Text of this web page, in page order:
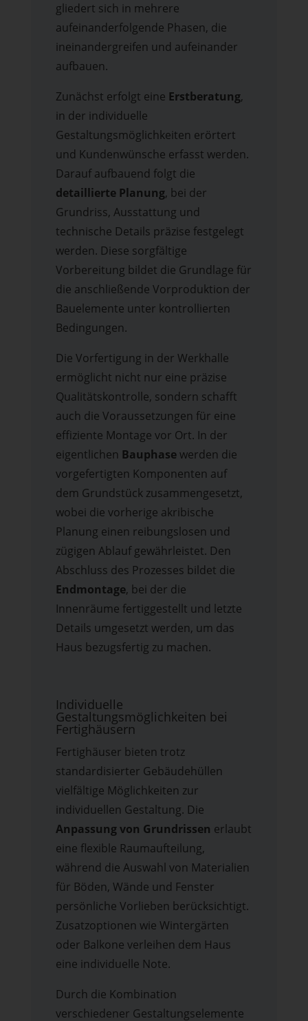
gliedert sich in mehrere
aufeinanderfolgende Phasen, die
ineinandergreifen und aufeinander
aufbauen.
Zunächst erfolgt eine Erstberatung,
in der individuelle
Gestaltungsmöglichkeiten erörtert
und Kundenwünsche erfasst werden.
Darauf aufbauend folgt die
detaillierte Planung, bei der
Grundriss, Ausstattung und
technische Details präzise festgelegt
werden. Diese sorgfältige
Vorbereitung bildet die Grundlage für
die anschließende Vorproduktion der
Bauelemente unter kontrollierten
Bedingungen.
Die Vorfertigung in der Werkhalle
ermöglicht nicht nur eine präzise
Qualitätskontrolle, sondern schafft
auch die Voraussetzungen für eine
effiziente Montage vor Ort. In der
eigentlichen Bauphasewerden die
vorgefertigten Komponenten auf
dem Grundstück zusammengesetzt,
wobei die vorherige akribische
Planung einen reibungslosen und
zügigen Ablauf gewährleistet. Den
Abschluss des Prozesses bildet die
Endmontage, bei der die
Innenräume fertiggestellt und letzte
Details umgesetzt werden, um das
Haus bezugsfertig zu machen.
Individuelle
Gestaltungsmöglichkeiten bei
Fertighäusern
Fertighäuser bieten trotz
standardisierter Gebäudehüllen
vielfältige Möglichkeiten zur
individuellen Gestaltung. Die
Anpassung von Grundrissen erlaubt
eine flexible Raumaufteilung,
während die Auswahl von Materialien
für Böden, Wände und Fenster
persönliche Vorlieben berücksichtigt.
Zusatzoptionen wie Wintergärten
oder Balkone verleihen dem Haus
eine individuelle Note.
Durch die Kombination
verschiedener Gestaltungselemente